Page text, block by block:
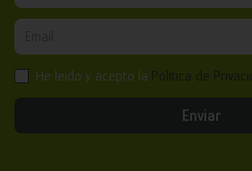
He leído y acepto la
Enviar